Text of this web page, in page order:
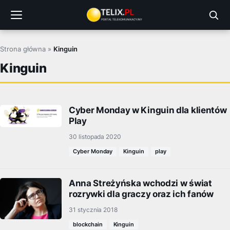
treści
Strona główna » Kinguin
Kinguin
Cyber Monday w Kinguin dla klientów
Play
30 listopada 2020
Cyber Monday Kinguin play
Anna Streżyńska wchodzi w świat
rozrywki dla graczy oraz ich fanów
31 stycznia 2018
blockchain Kinguin